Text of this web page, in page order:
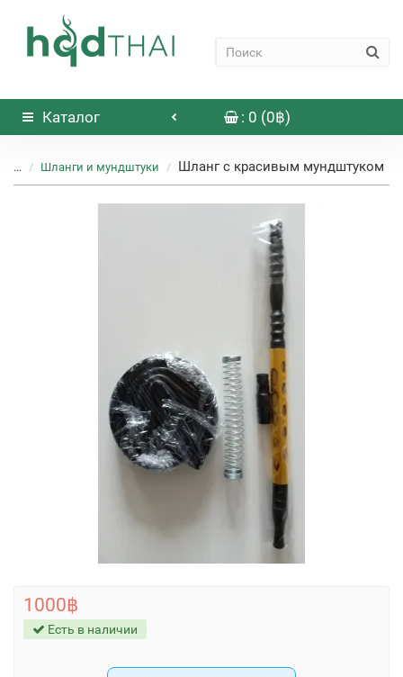
Каталог : 0 (0฿)
... Шланги и мундштуки Шланг с красивым мундштуком
1000฿
Есть в наличии